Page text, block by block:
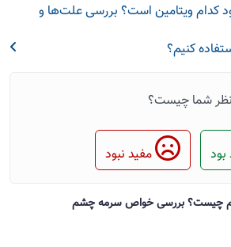
کدام ویتامین است؟ بررسی علت‌ها و
کنیم؟
نظر شما چیست؟
مفید نبود
چیست؟ بررسی خواص سرمه چشم